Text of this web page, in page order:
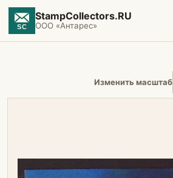
StampCollectors.RU
ООО «Антарес»
Изменить масштаб